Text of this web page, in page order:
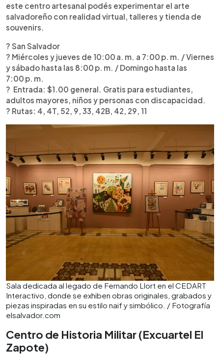
este centro artesanal podés experimentar el arte
salvadoreño con realidad virtual, talleres y tienda de
souvenirs.
? San Salvador
? Miércoles y jueves de 10:00 a. m. a 7:00 p. m. / Viernes
y sábado hasta las 8:00 p. m. / Domingo hasta las
7:00 p. m.
?️ Entrada: $1.00 general. Gratis para estudiantes,
adultos mayores, niños y personas con discapacidad.
? Rutas: 4, 4T, 52, 9, 33, 42B, 42, 29, 11
Sala dedicada al legado de Fernando Llort en el CEDART
Interactivo, donde se exhiben obras originales, grabados y
piezas inspiradas en su estilo naif y simbólico. / Fotografía
elsalvador.com
Centro de Historia Militar (Excuartel El
Zapote)